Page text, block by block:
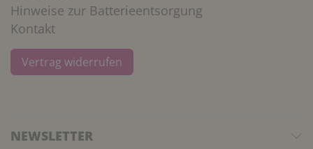
Hinweise zur Batterieentsorgung
Kontakt
Vertrag widerrufen
NEWSLETTER